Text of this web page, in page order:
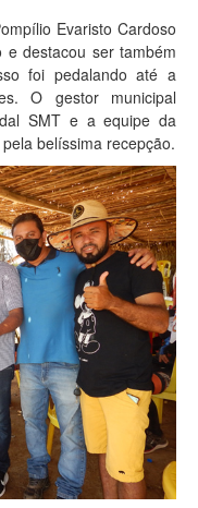
Evaristo Cardoso
e destacou ser também
foi pedalando até a
O gestor municipal
SMT e a equipe da
belíssima recepção.